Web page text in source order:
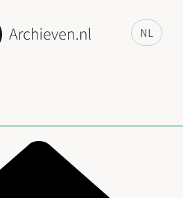
NL